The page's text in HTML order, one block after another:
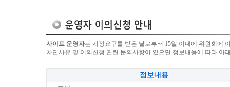
사이트 운영자는 시정요구를 받은 날로부터 15일 이내에 위원회에
차단사유 및 이의신청 관련 문의사항이 있으면 정보내용에 따라 아
정보내용